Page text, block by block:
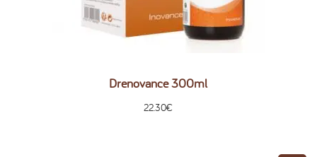
Drenovance 300ml
22.30€